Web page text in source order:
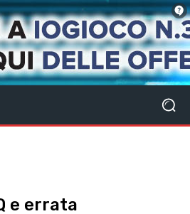
e errata